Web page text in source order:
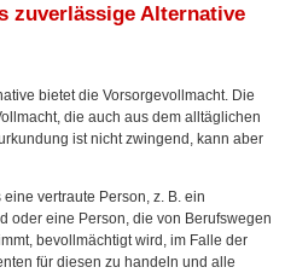
zuverlässige Alternative
bietet die Vorsorgevollmacht. Die
die auch aus dem alltäglichen
ist nicht zwingend, kann aber
vertraute Person, z. B. ein
oder eine Person, die von Berufswegen
bevollmächtigt wird, im Falle der
für diesen zu handeln und alle